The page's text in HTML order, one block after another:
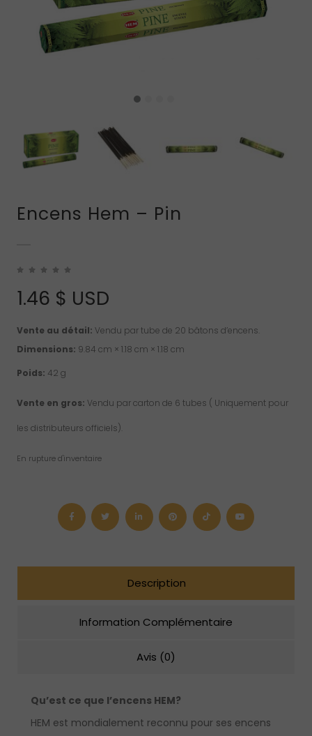
Encens Hem – Pin
1.46 $ USD
Vente au détail: Vendu par tube de 20 bâtons d’encens.
Dimensions: 9.84 cm × 1.18 cm × 1.18 cm
Poids: 42 g
Vente en gros: Vendu par carton de 6 tubes ( Uniquement pour
les distributeurs officiels).
En rupture d'inventaire
Description
Information Complémentaire
Avis (0)
Qu’est ce que l’encens HEM?
HEM est mondialement reconnu pour ses encens